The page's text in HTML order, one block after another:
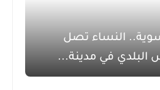
النساء تصل
في مدينة...